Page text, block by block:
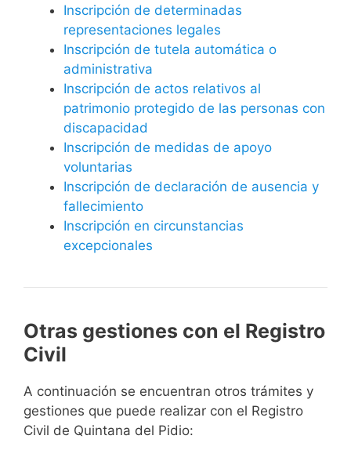
Inscripción de determinadas
representaciones legales
Inscripción de tutela automática o
administrativa
Inscripción de actos relativos al
patrimonio protegido de las personas con
discapacidad
Inscripción de medidas de apoyo
voluntarias
Inscripción de declaración de ausencia y
fallecimiento
Inscripción en circunstancias
excepcionales
Otras gestiones con el Registro
Civil
A continuación se encuentran otros trámites y
gestiones que puede realizar con el Registro
Civil de Quintana del Pidio: